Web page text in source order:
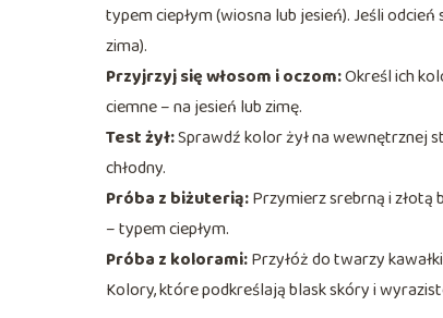
typem ciepłym (wiosna lub jesień). Jeśli
zima).
Przyjrzyj się włosom i oczom:Określ ich
ciemne – na jesień lub zimę.
Test żył:Sprawdź kolor żył na wewnętrznej
chłodny.
Próba z biżuterią:Przymierz srebrną i złotą
– typem ciepłym.
Próba z kolorami:Przyłóż do twarzy
Kolory, które podkreślają blask skóry i